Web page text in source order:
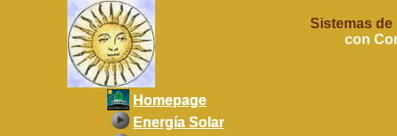
Homepage
Energía Solar
Homepage
Energía Solar
Sistemas de
con